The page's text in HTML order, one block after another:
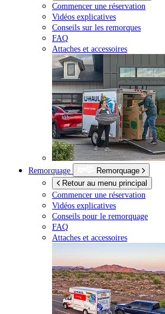
Commencer une réservation
Vidéos explicatives
Conseils sur les remorques
FAQ
Attaches et accessoires
Remorquage
Remorquage
Retour au menu principal
Commencer une réservation
Vidéos explicatives
Conseils pour le remorquage
FAQ
Attaches et accessoires